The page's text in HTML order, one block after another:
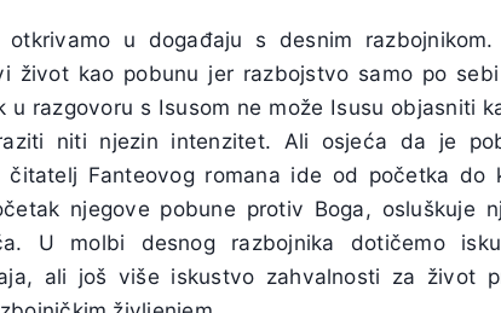
u događaju s desnim razbojnikom.
život kao pobunu jer razbojstvo samo po
razgovoru s Isusom ne može Isusu objasniti
niti njezin intenzitet. Ali osjeća da je
čitatelj Fanteovogromana ide od početka do
njegove pobune protiv Boga, osluškuje
U molbi desnog razbojnika dotičemo
ali još više iskustvo zahvalnosti za život